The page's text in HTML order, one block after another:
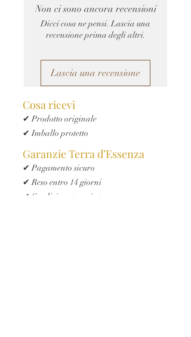
Non ci sono ancora recensioni
Dicci cosa ne pensi. Lascia una
recensione prima degli altri.
Lascia una recensione
Cosa ricevi
✔ Prodotto originale
✔ Imballo protetto
Garanzie Terra d’Essenza
✔ Pagamento sicuro
✔ Reso entro 14 giorni
✔ Spedizione tracciata